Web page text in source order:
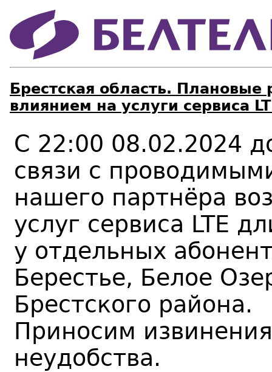
Брестская область.
влиянием на услуги сервиса
С 22:00 08.02.2024
связи с
нашего партнёра
услуг сервиса LTE
у отдельных
Берестье, Белое
Брестского района.
Приносим
неудобства.